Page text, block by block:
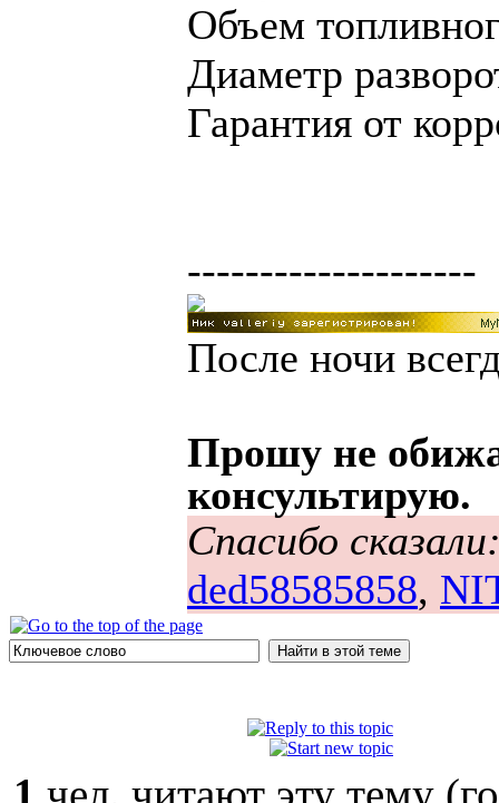
Объем
Диаметр
Гарантия от
--------------------
После ночи
Прошу не
консультирую.
Спасибо
ded58585858,